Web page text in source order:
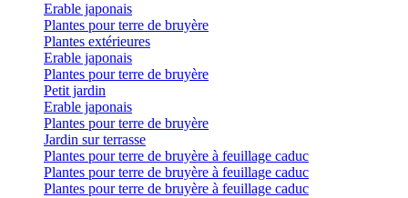
Erable japonais
Plantes pour terre de bruyère
Plantes extérieures
Erable japonais
Plantes pour terre de bruyère
Petit jardin
Erable japonais
Plantes pour terre de bruyère
Jardin sur terrasse
Plantes pour terre de bruyère à feuillage caduc
Plantes pour terre de bruyère à feuillage caduc
Plantes pour terre de bruyère à feuillage caduc